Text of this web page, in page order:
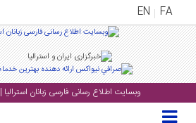
FA
EN
وبسایت اطلاع رسانی فارسی زبانان استرالیا | Voice Of Australia
منوی
اصلی